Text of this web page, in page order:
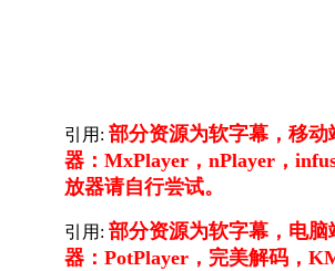
引用: 部分资源为软字幕，移动
器：MxPlayer，nPlayer，
放器请自行尝试。
引用: 部分资源为软字幕，电脑
器：PotPlayer，完美解码，